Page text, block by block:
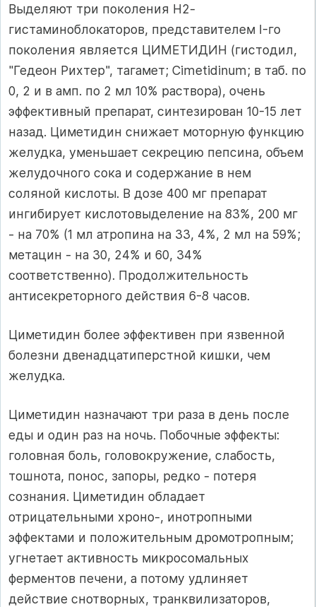
Выделяют три поколения Н2-
гистаминоблокаторов, представителем I-го
поколения является ЦИМЕТИДИН (гистодил,
"Гедеон Рихтер", тагамет; Cimetidinum; в таб. по
0, 2 и в амп. по 2 мл 10% раствора), очень
эффективный препарат, синтезирован 10-15 лет
назад. Циметидин снижает моторную функцию
желудка, уменьшает секрецию пепсина, объем
желудочного сока и содержание в нем
соляной кислоты. В дозе 400 мг препарат
ингибирует кислотовыделение на 83%, 200 мг
- на 70% (1 мл атропина на 33, 4%, 2 мл на 59%;
метацин - на 30, 24% и 60, 34%
соответственно). Продолжительность
антисекреторного действия 6-8 часов.
Циметидин более эффективен при язвенной
болезни двенадцатиперстной кишки, чем
желудка.
Циметидин назначают три раза в день после
еды и один раз на ночь. Побочные эффекты:
головная боль, головокружение, слабость,
тошнота, понос, запоры, редко - потеря
сознания. Циметидин обладает
отрицательными хроно-, инотропными
эффектами и положительным дромотропным;
угнетает активность микросомальных
ферментов печени, а потому удлиняет
действие снотворных, транквилизаторов,